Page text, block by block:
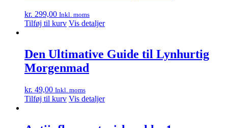
kr. 299,00 Inkl. moms
Tilføj til kurv Vis detaljer
Den Ultimative Guide til Lynhurtig
Morgenmad
kr. 49,00 Inkl. moms
Tilføj til kurv Vis detaljer